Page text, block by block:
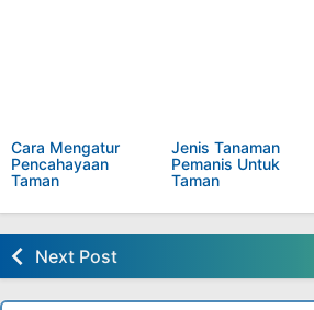
Cara Mengatur
Pencahayaan
Taman
Jenis Tanaman
Pemanis Untuk
Taman
Next Post